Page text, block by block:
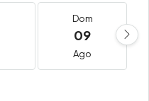
Dom
09
Ago